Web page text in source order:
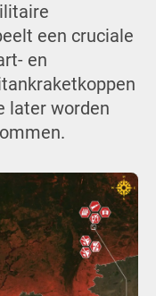
een cruciale
en
later worden